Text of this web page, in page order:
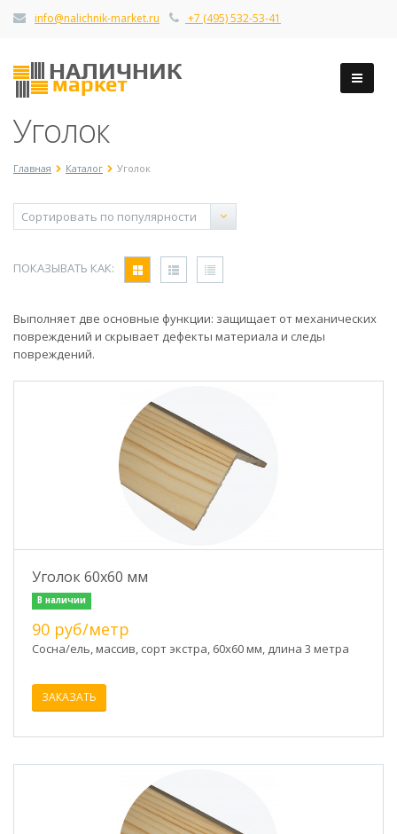
info@nalichnik-market.ru +7 (495) 532-53-41
Уголок
Главная Каталог Уголок
ПОКАЗЫВАТЬ КАК:
Выполняет две основные функции: защищает от механических
повреждений и скрывает дефекты материала и следы
повреждений.
Уголок 60х60 мм
В наличии
90 руб/метр
Сосна/ель, массив, сорт экстра, 60х60 мм, длина 3 метра
ЗАКАЗАТЬ